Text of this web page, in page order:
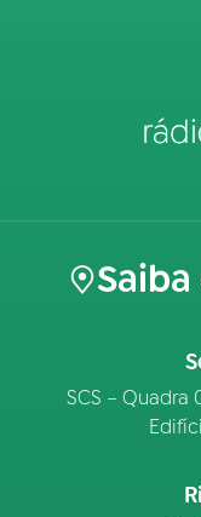
SCS – Quadra